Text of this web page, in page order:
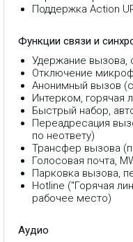
Поддержка Action
Функции связи и
Удержание вызова,
Отключение
Анонимный вызов
Интерком, горячая
Быстрый набор,
Переадресация
по неответу)
Трансфер вызова
Голосовая почта,
Парковка вызова,
Hotline ("Горячая
рабочее место)
Аудио